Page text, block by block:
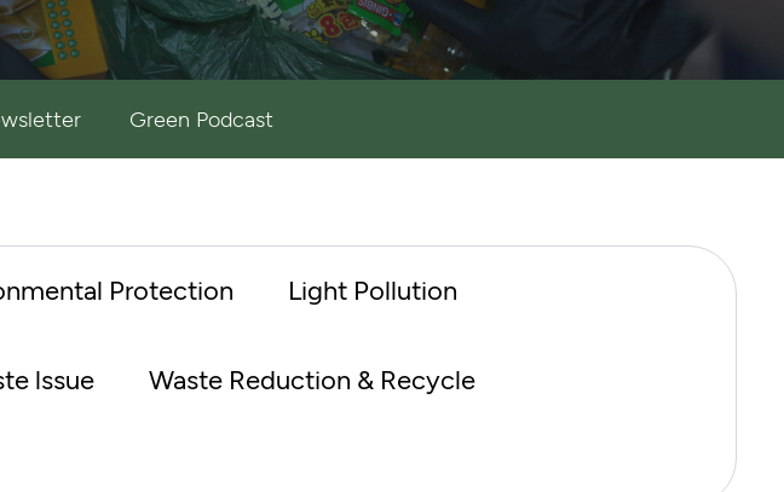
Green Podcast
Protection Light Pollution
lssue Waste Reduction & Recycle